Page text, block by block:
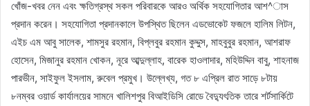
খোঁজ-খবর নেন এবং ক্ষতিগ্রস্থ সকল পরিবারকে আরও অর্থিক সহযোগিতার আশ^াস
প্রদান করেন। সহযোগিতা প্রদানকালে উপস্থিত ছিলেন এডভোকেট ফজলে হালিম লিটন,
এইচ এম আবু সালেক, শামসুর রহমান, বিপ্লবুর রহমান কুদ্দুস, মাহবুবুর রহমান, আশরাফ
হোসেন, মিজানুর রহমান খোকন, নূরে আব্দুল্লাহ, বারেক হাওলাদার, মহিউদ্দিন বাবু, শাহনাজ
পারভীন, সাইফুল ইসলাম, রুবেল প্রমুখ। উল্লেখ্য, গত ৮ এপ্রিল রাত সাড়ে ৮টায়
৮নম্বর ওয়ার্ড কার্যালয়ের সামনে খালিশপুর বিআইডিসি রোডে বৈদ্যুৎতিক তারে শর্টসার্কিটে